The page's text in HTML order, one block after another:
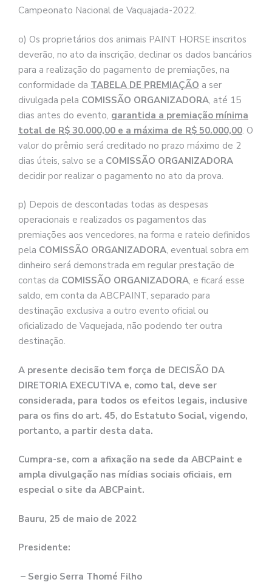
Campeonato Nacional de Vaquajada-2022.
o) Os proprietários dos animais PAINT HORSE inscritos
deverão, no ato da inscrição, declinar os dados bancários
para a realização do pagamento de premiações, na
conformidade da TABELA DE PREMIAÇÃO a ser
divulgada pela COMISSÃO ORGANIZADORA, até 15
dias antes do evento, garantida a premiação mínima
total de R$ 30.000,00 e a máxima de R$ 50.000,00. O
valor do prêmio será creditado no prazo máximo de 2
dias úteis, salvo se a COMISSÃO ORGANIZADORA
decidir por realizar o pagamento no ato da prova.
p) Depois de descontadas todas as despesas
operacionais e realizados os pagamentos das
premiações aos vencedores, na forma e rateio definidos
pela COMISSÃO ORGANIZADORA, eventual sobra em
dinheiro será demonstrada em regular prestação de
contas da COMISSÃO ORGANIZADORA, e ficará esse
saldo, em conta da ABCPAINT, separado para
destinação exclusiva a outro evento oficial ou
oficializado de Vaquejada, não podendo ter outra
destinação.
A presente decisão tem força de DECISÃO DA
DIRETORIA EXECUTIVA e, como tal, deve ser
considerada, para todos os efeitos legais, inclusive
para os fins do art. 45, do Estatuto Social, vigendo,
portanto, a partir desta data.
Cumpra-se, com a afixação na sede da ABCPaint e
ampla divulgação nas mídias sociais oficiais, em
especial o site da ABCPaint.
Bauru, 25 de maio de 2022
Presidente:
– Sergio Serra Thomé Filho